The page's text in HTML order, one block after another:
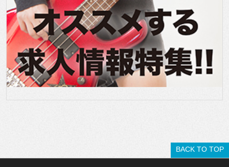
BACK TO TOP